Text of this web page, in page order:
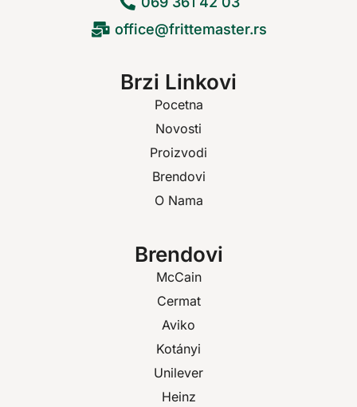
office@frittemaster.rs
Brzi Linkovi
Pocetna
Novosti
Proizvodi
Brendovi
O Nama
Brendovi
McCain
Cermat
Aviko
Kotányi
Unilever
Heinz